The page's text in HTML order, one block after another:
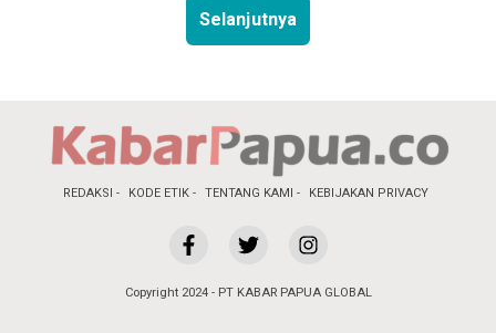
Selanjutnya
REDAKSI KODE ETIK TENTANG KAMI KEBIJAKAN PRIVACY
Copyright 2024 - PT KABAR PAPUA GLOBAL